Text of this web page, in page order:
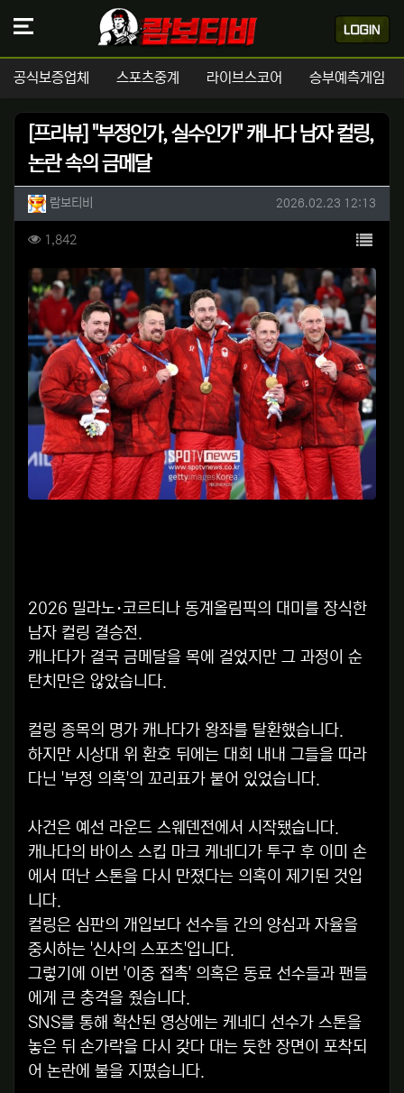
공식보증업체 스포츠중계 라이브스코어 승부예측게임
[프리뷰] "부정인가, 실수인가" 캐나다 남자 컬링,
논란 속의 금메달
작성자 정보
람보티비 작성일
2026.02.23 12:13
컨텐츠 정보
1,842 목록
본문
2026 밀라노·코르티나 동계올림픽의 대미를 장식한
남자 컬링 결승전.
캐나다가 결국 금메달을 목에 걸었지만 그 과정이 순
탄치만은 않았습니다.
컬링 종목의 명가 캐나다가 왕좌를 탈환했습니다.
하지만 시상대 위 환호 뒤에는 대회 내내 그들을 따라
다닌 '부정 의혹'의 꼬리표가 붙어 있었습니다.
사건은 예선 라운드 스웨덴전에서 시작됐습니다.
캐나다의 바이스 스킵 마크 케네디가 투구 후 이미 손
에서 떠난 스톤을 다시 만졌다는 의혹이 제기된 것입
니다.
컬링은 심판의 개입보다 선수들 간의 양심과 자율을
중시하는 '신사의 스포츠'입니다.
그렇기에 이번 '이중 접촉' 의혹은 동료 선수들과 팬들
에게 큰 충격을 줬습니다.
SNS를 통해 확산된 영상에는 케네디 선수가 스톤을
놓은 뒤 손가락을 다시 갖다 대는 듯한 장면이 포착되
어 논란에 불을 지폈습니다.